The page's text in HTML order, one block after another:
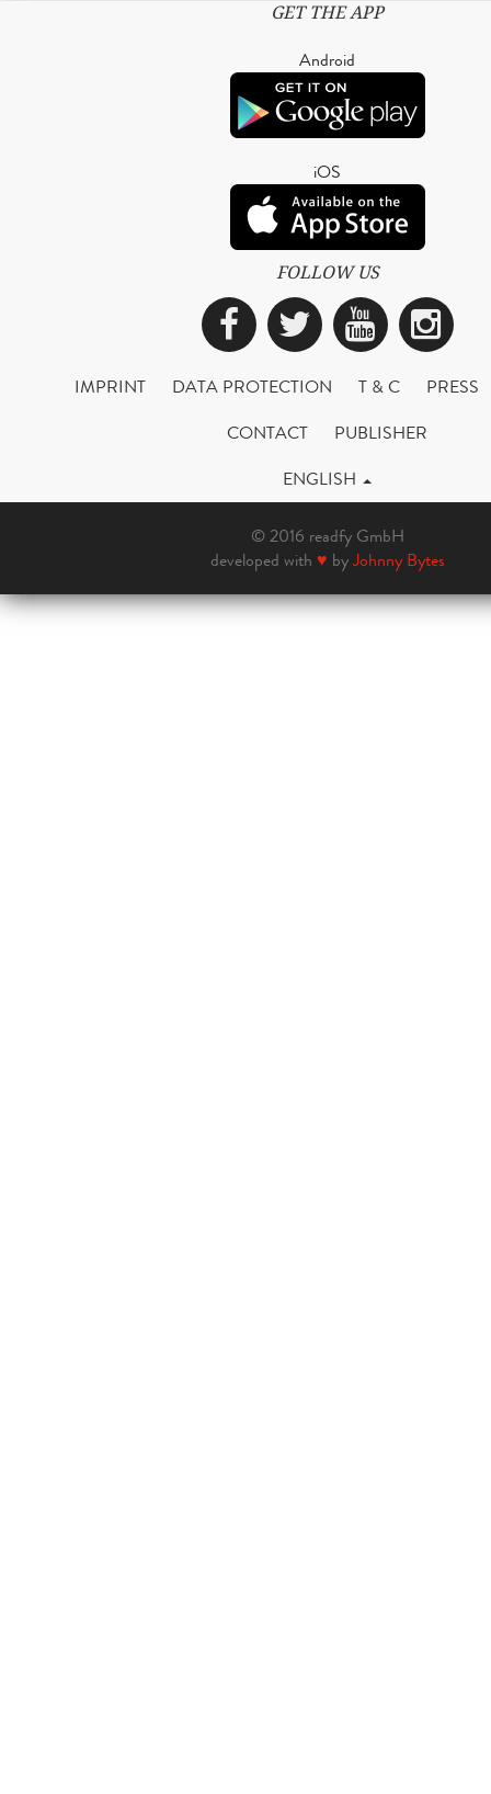
GET THE APP
Android
iOS
FOLLOW US
Facebook
Twitter
IMPRINT DATA PROTECTION T & C
PRESS
CONTACT
PUBLISHER
ENGLISH
© 2016 readfy GmbH
developed with ♥ byJohnny Bytes